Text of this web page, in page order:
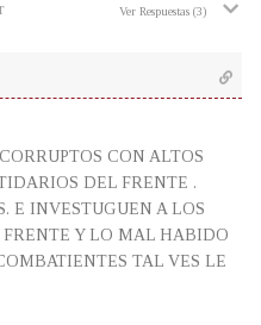
Ver Respuestas (3)
CON ALTOS
DEL FRENTE .
E INVESTUGUEN A LOS
FRENTE Y LO MAL HABIDO
TAL VES LE